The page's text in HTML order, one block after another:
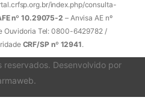
index.php/consulta-
nº 10.29075-2 – Anvisa AE nº
Ouvidoria Tel: 0800-6429782 /
CRF/SP nº 12941.
Desenvolvido por
.